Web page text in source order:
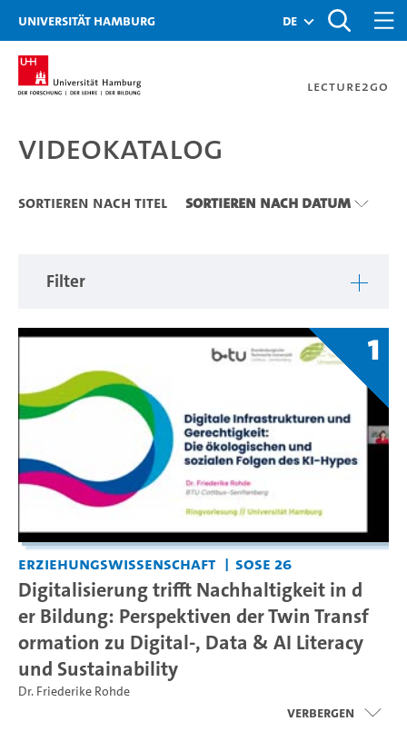
Zu den Filtern
Zur Metanavigation
Zur Hauptnavigation
Zur Suche
Zum Inhalt
Zum Seitenfuss
Universität Hamburg de
Lecture2Go
Videokatalog
Videokatalog
Sortieren nach Titel Sortieren nach Datum
Filter
1
Erziehungswissenschaft SoSe 26
Digitalisierung trifft Nachhaltigkeit in d
er Bildung: Perspektiven der Twin Transf
ormation zu Digital-, Data & AI Literacy
und Sustainability
Dr. Friederike Rohde
Verbergen